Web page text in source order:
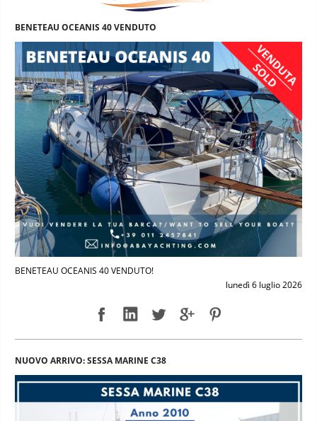
BENETEAU OCEANIS 40 VENDUTO
BENETEAU OCEANIS 40 VENDUTO!
lunedì 6 luglio 2026
NUOVO ARRIVO: SESSA MARINE C38